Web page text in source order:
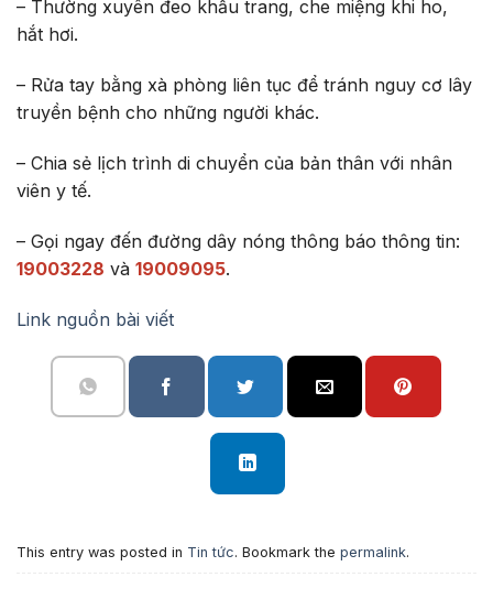
– Thường xuyên đeo khẩu trang, che miệng khi ho,
hắt hơi.
– Rửa tay bằng xà phòng liên tục để tránh nguy cơ lây
truyền bệnh cho những người khác.
– Chia sẻ lịch trình di chuyển của bản thân với nhân
viên y tế.
– Gọi ngay đến đường dây nóng thông báo thông tin:
19003228 và 19009095.
Link nguồn bài viết
This entry was posted in Tin tức. Bookmark the permalink.